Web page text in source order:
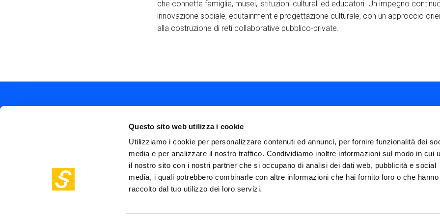
Questo sito web utilizza i cookie
Utilizziamo i cookie per personalizzare contenuti ed annunci, per fornire funzionalità dei
media e per analizzare il nostro traffico. Condividiamo inoltre informazioni sul modo in cui
il nostro sito con i nostri partner che si occupano di analisi dei dati web, pubblicità e social
media, i quali potrebbero combinarle con altre informazioni che hai fornito loro o che hanno
raccolto dal tuo utilizzo dei loro servizi.
che connette famiglie, musei, istituzioni culturali ed educatori. Un impegno
innovazione sociale, edutainment e progettazione culturale, con un approccio
alla costruzione di reti collaborative pubblico-private.
info@steptothefuture.it
+39 02 33 020 088
Social
menu
Footer
policies
FAQ Termini e condizioni Privacy policy
Impostazioni cookies